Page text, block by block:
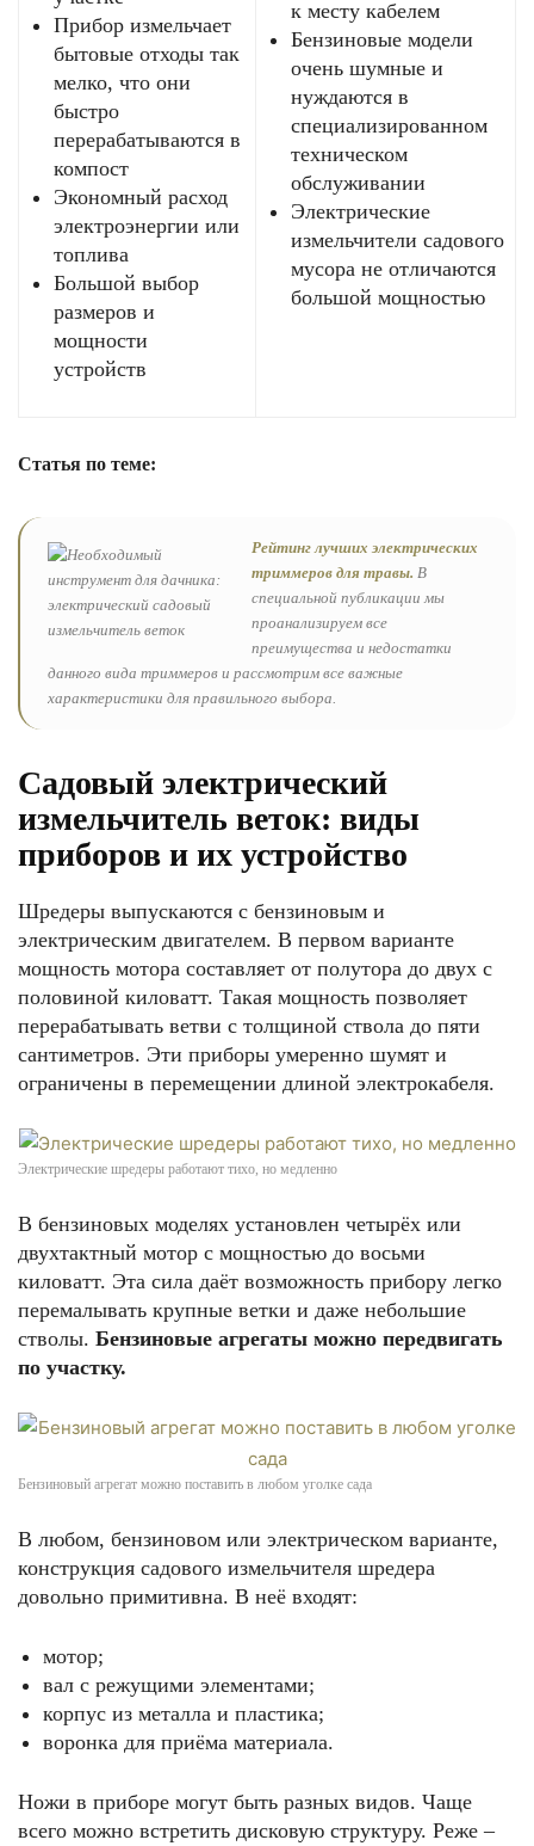
Прибор измельчает
бытовые отходы так
мелко, что они
быстро
перерабатываются в
компост
Экономный расход
электроэнергии или
топлива
Большой выбор
размеров и
мощности
устройств
к месту кабелем
Бензиновые модели
очень шумные и
нуждаются в
специализированном
техническом
обслуживании
Электрические
измельчители садового
мусора не отличаются
большой мощностью
Статья по теме:
Рейтинг лучших электрических
триммеров для травы. В
специальной публикации мы
проанализируем все
преимущества и недостатки
данного вида триммеров и рассмотрим все важные
характеристики для правильного выбора.
Садовый электрический
измельчитель веток: виды
приборов и их устройство
Шредеры выпускаются с бензиновым и
электрическим двигателем. В первом варианте
мощность мотора составляет от полутора до двух с
половиной киловатт. Такая мощность позволяет
перерабатывать ветви с толщиной ствола до пяти
сантиметров. Эти приборы умеренно шумят и
ограничены в перемещении длиной электрокабеля.
Электрические шредеры работают тихо, но медленно
В бензиновых моделях установлен четырёх или
двухтактный мотор с мощностью до восьми
киловатт. Эта сила даёт возможность прибору легко
перемалывать крупные ветки и даже небольшие
стволы. Бензиновые агрегаты можно передвигать
по участку.
Бензиновый агрегат можно поставить в любом уголке сада
В любом, бензиновом или электрическом варианте,
конструкция садового измельчителя шредера
довольно примитивна. В неё входят:
мотор;
вал с режущими элементами;
корпус из металла и пластика;
воронка для приёма материала.
Ножи в приборе могут быть разных видов. Чаще
всего можно встретить дисковую структуру. Реже –